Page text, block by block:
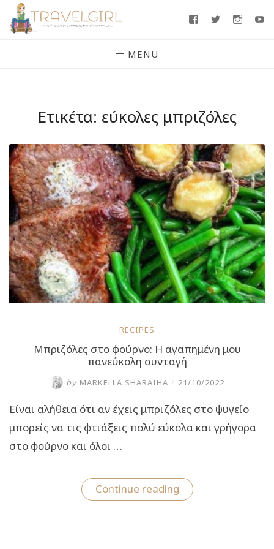
Skip
FacebookTwitter
MENU
Ετικέτα: εύκολες μπριζόλες
RECIPES
Μπριζόλες στο φούρνο: Η αγαπημένη μου
πανεύκολη συνταγή
by MARKELLA SHARAIHA / 21/10/2022
Είναι αλήθεια ότι αν έχεις μπριζόλες στο ψυγείο
μπορείς να τις φτιάξεις πολύ εύκολα και γρήγορα
στο φούρνο και όλοι …
Continue reading“Μπριζόλες
στο